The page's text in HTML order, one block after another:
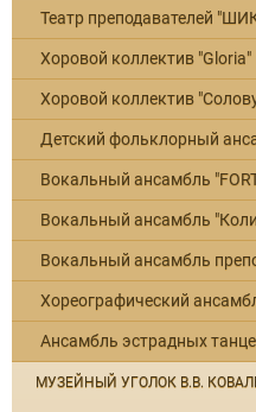
Театр преподавателей
Хоровой коллектив "Gloria"
Хоровой коллектив
Детский фольклорный
Вокальный ансамбль
Вокальный ансамбль
Вокальный ансамбль
Хореографический
Ансамбль эстрадных
МУЗЕЙНЫЙ УГОЛОК В.В.